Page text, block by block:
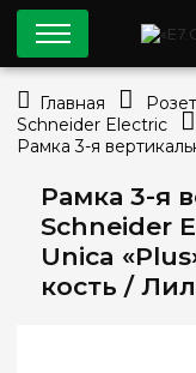
Рамка 3-я
Schneider
Unica
кость /
Главная
Schneider Electric